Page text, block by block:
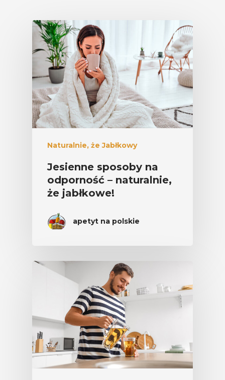
Naturalnie, że Jabłkowy
Jesienne sposoby na
odporność – naturalnie,
że jabłkowe!
apetyt na polskie